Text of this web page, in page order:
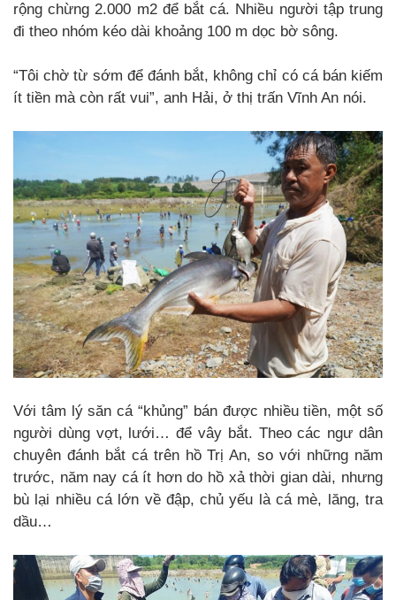
rộng chừng 2.000 m2 để bắt cá. Nhiều người tập trung
đi theo nhóm kéo dài khoảng 100 m dọc bờ sông.
“Tôi chờ từ sớm để đánh bắt, không chỉ có cá bán kiếm
ít tiền mà còn rất vui”, anh Hải, ở thị trấn Vĩnh An nói.
Với tâm lý săn cá “khủng” bán được nhiều tiền, một số
người dùng vợt, lưới… để vây bắt. Theo các ngư dân
chuyên đánh bắt cá trên hồ Trị An, so với những năm
trước, năm nay cá ít hơn do hồ xả thời gian dài, nhưng
bù lại nhiều cá lớn về đập, chủ yếu là cá mè, lăng, tra
dầu…